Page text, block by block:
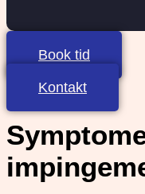
Book tid
Kontakt